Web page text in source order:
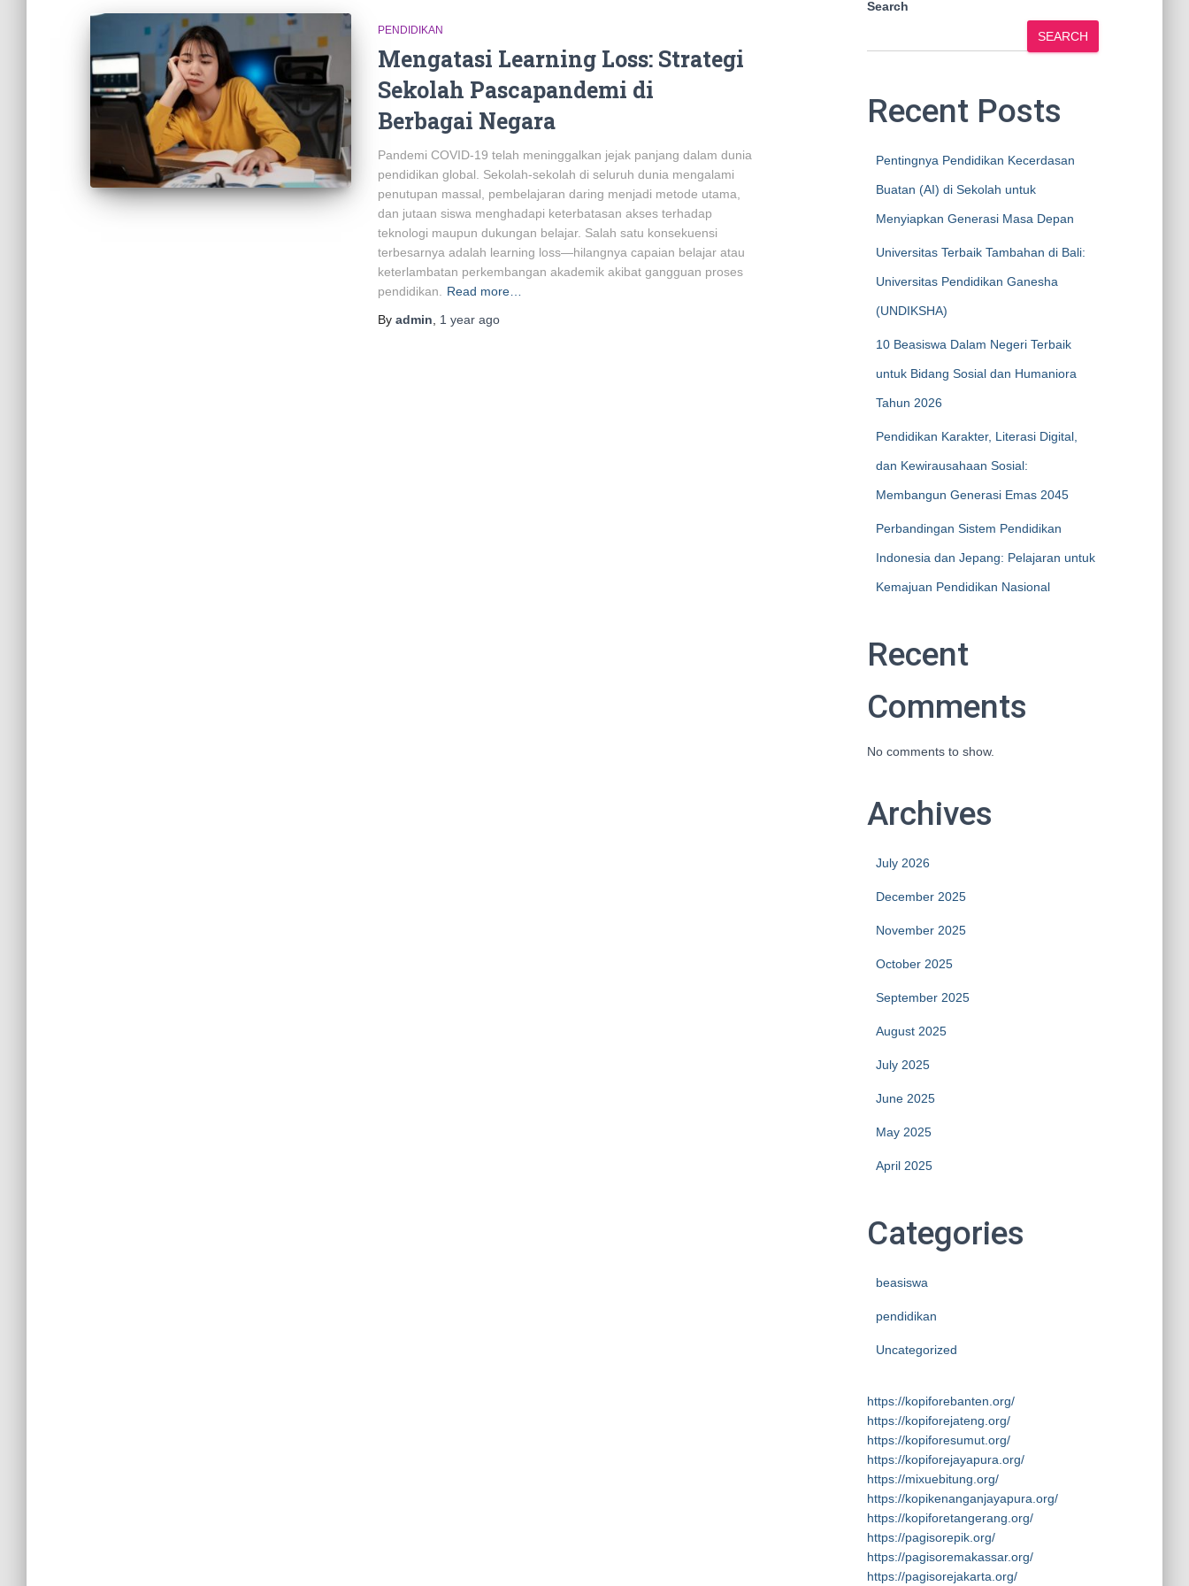
PENDIDIKAN
Mengatasi Learning Loss: Strategi
Sekolah Pascapandemi di
Berbagai Negara
Pandemi COVID-19 telah meninggalkan jejak panjang dalam dunia
pendidikan global. Sekolah-sekolah di seluruh dunia mengalami
penutupan massal, pembelajaran daring menjadi metode utama,
dan jutaan siswa menghadapi keterbatasan akses terhadap
teknologi maupun dukungan belajar. Salah satu konsekuensi
terbesarnya adalah learning loss—hilangnya capaian belajar atau
keterlambatan perkembangan akademik akibat gangguan proses
pendidikan.
Read more…
By admin 1 year ago
Search
SEARCH
Recent Posts
Pentingnya Pendidikan Kecerdasan
Buatan (AI) di Sekolah untuk
Menyiapkan Generasi Masa Depan
Universitas Terbaik Tambahan di Bali:
Universitas Pendidikan Ganesha
(UNDIKSHA)
10 Beasiswa Dalam Negeri Terbaik
untuk Bidang Sosial dan Humaniora
Tahun 2026
Pendidikan Karakter, Literasi Digital,
dan Kewirausahaan Sosial:
Membangun Generasi Emas 2045
Perbandingan Sistem Pendidikan
Indonesia dan Jepang: Pelajaran untuk
Kemajuan Pendidikan Nasional
Recent
Comments
No comments to show.
Archives
July 2026
December 2025
November 2025
October 2025
September 2025
August 2025
July 2025
June 2025
May 2025
April 2025
Categories
beasiswa
pendidikan
Uncategorized
https://kopiforebanten.org/
https://kopiforejateng.org/
https://kopiforesumut.org/
https://kopiforejayapura.org/
https://mixuebitung.org/
https://kopikenanganjayapura.org/
https://kopiforetangerang.org/
https://pagisorepik.org/
https://pagisoremakassar.org/
https://pagisorejakarta.org/